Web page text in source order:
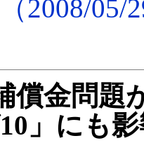
（2008/05/
償金問題
」にも